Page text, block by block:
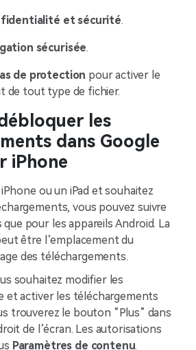
et sécurité.
sécurisée.
de protection pour activer le
de tout type de fichier.
les
dans Google
iPhone
ou un iPad et souhaitez
vous pouvez suivre
que pour les appareils Android. La
être l’emplacement du
des téléchargements.
souhaitez modifier les
et activer les téléchargements
trouverez le bouton “Plus” dans
de l’écran. Les autorisations
Paramètres de contenu.